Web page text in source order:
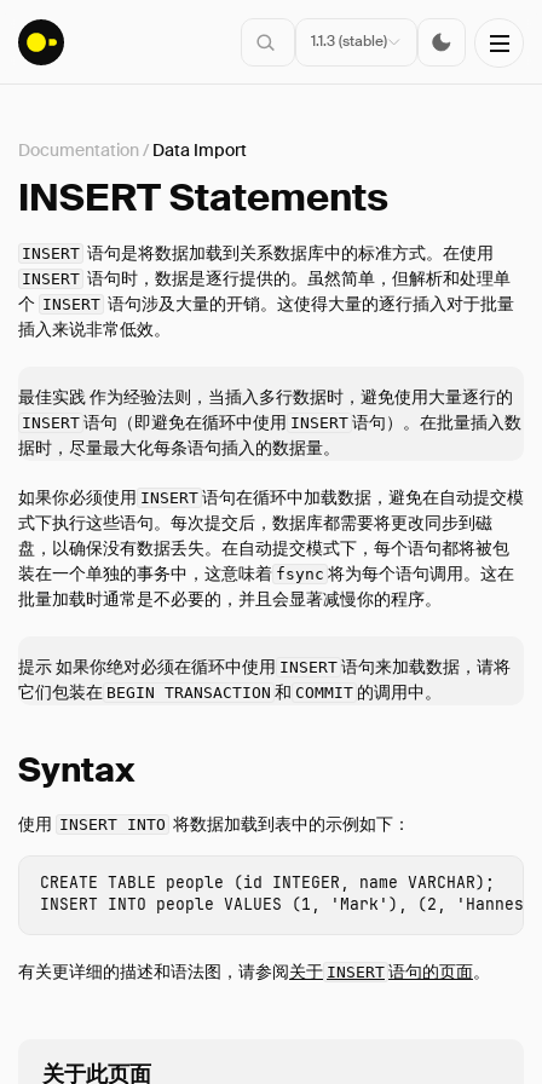
1.1.3 (stable)
安装
连接
数据导入
概述
CSV 文件
JSON 文件
多个文件
Parquet 文件
分区
Appender
客户端API
扩展
指南
开发
Sitemap
FAQ
Documentation/ Data Import
INSERT Statements
INSERT 语句是将数据加载到关系数据库中的标准方式。在使用
INSERT 语句时，数据是逐行提供的。虽然简单，但解析和处理单
个 INSERT 语句涉及大量的开销。这使得大量的逐行插入对于批量
插入来说非常低效。
最佳实践 作为经验法则，当插入多行数据时，避免使用大量逐行的
INSERT 语句（即避免在循环中使用 INSERT 语句）。在批量插入数
据时，尽量最大化每条语句插入的数据量。
如果你必须使用 INSERT 语句在循环中加载数据，避免在自动提交模
式下执行这些语句。每次提交后，数据库都需要将更改同步到磁
盘，以确保没有数据丢失。在自动提交模式下，每个语句都将被包
装在一个单独的事务中，这意味着 fsync 将为每个语句调用。这在
批量加载时通常是不必要的，并且会显著减慢你的程序。
提示 如果你绝对必须在循环中使用 INSERT 语句来加载数据，请将
它们包装在 BEGIN TRANSACTION 和 COMMIT 的调用中。
Syntax
使用 INSERT INTO 将数据加载到表中的示例如下：
CREATE TABLE people (id INTEGER , name VARCHAR);
INSERT INTO people VALUES (1 , 'Mark' ), (2 , 'Hannes'
有关更详细的描述和语法图，请参阅关于 INSERT 语句的页面。
关于此页面